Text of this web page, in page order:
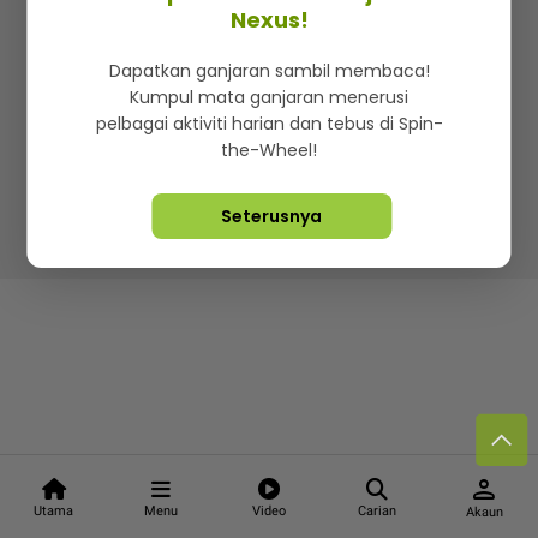
Utama Menu Video Carian
person
Akaun
Iklan di SMG360
Terma & Syarat Dasar Privasi
Lebih hot, viral dan sensasi
Hakcipta Terpelihara ©2026. Star Media Group Berhad
Nexus!
Dapatkan ganjaran sambil membaca!
Kumpul mata ganjaran menerusi
pelbagai aktiviti harian dan tebus di Spin-
the-Wheel!
Seterusnya